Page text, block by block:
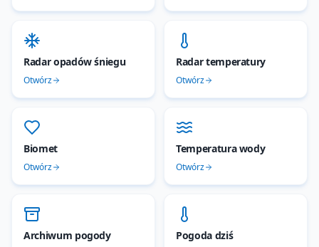
Radar opadów śniegu
Otwórz
Radar temperatury
Otwórz
Biomet
Otwórz
Temperatura wody
Otwórz
Archiwum pogody Pogoda dziś